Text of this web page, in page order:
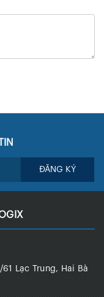
ĐĂNG KÝ
Lạc Trung, Hai Bà